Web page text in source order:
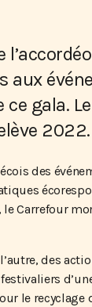
aux
gala.
2022.
des
le Carrefour
des
le